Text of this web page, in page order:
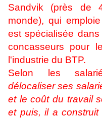
Sandvik (près de
monde), qui
est spécialisée
concasseurs pour
l'industrie du BTP.
Selon les
délocaliser ses
et le coût du travail
et puis, il a